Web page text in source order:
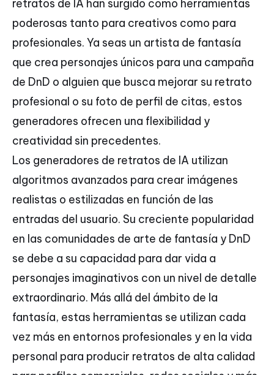
retratos de IA han surgido como herramientas
poderosas tanto para creativos como para
profesionales. Ya seas un artista de fantasía
que crea personajes únicos para una campaña
de DnD o alguien que busca mejorar su retrato
profesional o su foto de perfil de citas, estos
generadores ofrecen una flexibilidad y
creatividad sin precedentes.
Los generadores de retratos de IA utilizan
algoritmos avanzados para crear imágenes
realistas o estilizadas en función de las
entradas del usuario. Su creciente popularidad
en las comunidades de arte de fantasía y DnD
se debe a su capacidad para dar vida a
personajes imaginativos con un nivel de detalle
extraordinario. Más allá del ámbito de la
fantasía, estas herramientas se utilizan cada
vez más en entornos profesionales y en la vida
personal para producir retratos de alta calidad